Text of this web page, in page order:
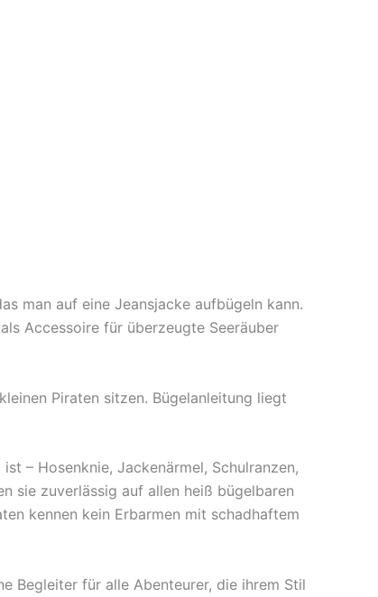
man auf eine Jeansjacke aufbügeln kann.
Accessoire für überzeugte Seeräuber
Piraten sitzen. Bügelanleitung liegt
– Hosenknie, Jackenärmel, Schulranzen,
sie zuverlässig auf allen heiß bügelbaren
kennen kein Erbarmen mit schadhaftem
Begleiter für alle Abenteurer, die ihrem Stil